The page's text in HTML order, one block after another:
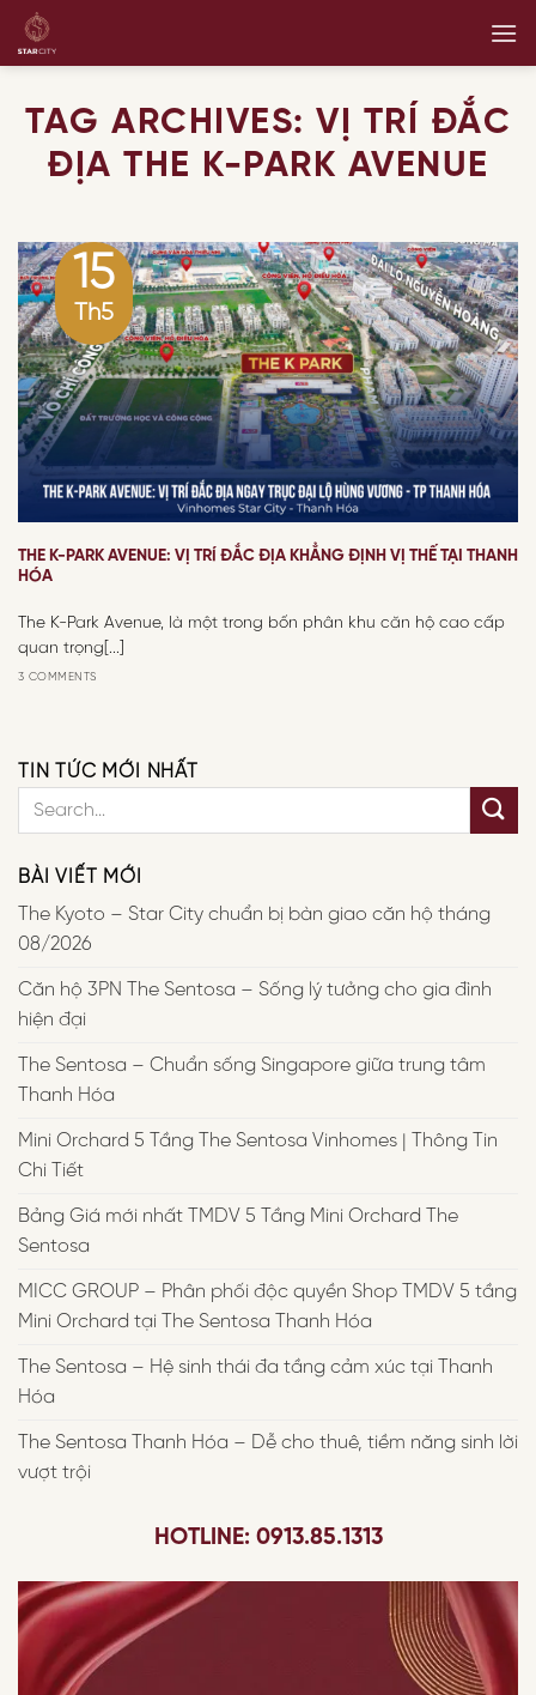
Skip
TAG ARCHIVES: VỊ TRÍ ĐẮC
ĐỊA THE K-PARK AVENUE
THE K-PARK AVENUE: VỊ TRÍ ĐẮC ĐỊA KHẲNG ĐỊNH VỊ THẾ TẠI THANH
HÓA
The K-Park Avenue, là một trong bốn phân khu căn hộ cao cấp
quan trọng[...]
3 COMMENTS
15
Th5
TIN TỨC MỚI NHẤT
BÀI VIẾT MỚI
The Kyoto – Star City chuẩn bị bàn giao căn hộ tháng
08/2026
Căn hộ 3PN The Sentosa – Sống lý tưởng cho gia đình
hiện đại
The Sentosa – Chuẩn sống Singapore giữa trung tâm
Thanh Hóa
Mini Orchard 5 Tầng The Sentosa Vinhomes | Thông Tin
Chi Tiết
Bảng Giá mới nhất TMDV 5 Tầng Mini Orchard The
Sentosa
MICC GROUP – Phân phối độc quyền Shop TMDV 5 tầng
Mini Orchard tại The Sentosa Thanh Hóa
The Sentosa – Hệ sinh thái đa tầng cảm xúc tại Thanh
Hóa
The Sentosa Thanh Hóa – Dễ cho thuê, tiềm năng sinh lời
vượt trội
HOTLINE: 0913.85.1313